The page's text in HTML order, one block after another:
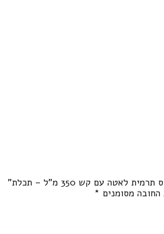
עם קש 350 מ”ל – תכלת”
מסומנים *